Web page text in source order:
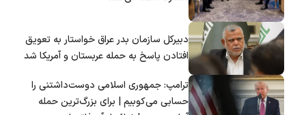
دبیرکل سازمان بدر عراق خواستار به تعویق
افتادن پاسخ به حمله عربستان و آمریکا شد
ترامپ: جمهوری اسلامی دوست‌داشتنی را
حسابی می‌کوبیم | برای بزرگ‌ترین حمله